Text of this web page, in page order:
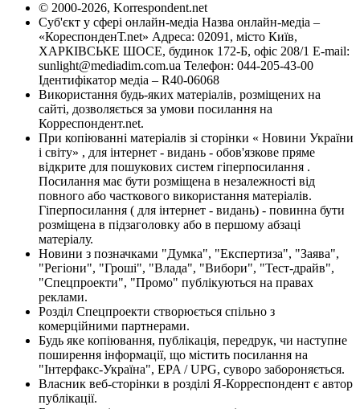
© 2000-2026, Korrespondent.net
Суб'єкт у сфері онлайн-медіа Назва онлайн-медіа –
«КореспонденТ.net» Адреса: 02091, місто Київ,
ХАРКІВСЬКЕ ШОСЕ, будинок 172-Б, офіс 208/1 E-mail:
sunlight@mediadim.com.ua Телефон: 044-205-43-00
Ідентифікатор медіа – R40-06068
Використання будь-яких матеріалів, розміщених на
сайті, дозволяється за умови посилання на
Корреспондент.net.
При копіюванні матеріалів зі сторінки « Новини України
і світу» , для інтернет - видань - обов'язкове пряме
відкрите для пошукових систем гіперпосилання .
Посилання має бути розміщена в незалежності від
повного або часткового використання матеріалів.
Гіперпосилання ( для інтернет - видань) - повинна бути
розміщена в підзаголовку або в першому абзаці
матеріалу.
Новини з позначками "Думка", "Експертиза", "Заява",
"Регіони", "Гроші", "Влада", "Вибори", "Тест-драйв",
"Спецпроекти", "Промо" публікуються на правах
реклами.
Розділ Спецпроекти створюється спільно з
комерційними партнерами.
Будь яке копіювання, публікація, передрук, чи наступне
поширення інформації, що містить посилання на
"Інтерфакс-Україна", EPA / UPG, суворо забороняється.
Власник веб-сторінки в розділі Я-Корреспондент є автор
публікації.